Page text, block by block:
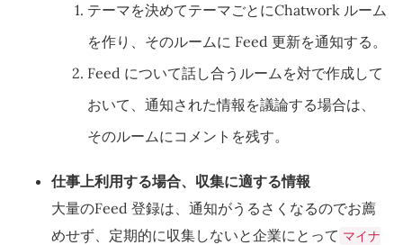
テーマを決めてテーマごとにChatwork ルーム
を作り、そのルームに Feed 更新を通知する。
Feed について話し合うルームを対で作成して
おいて、通知された情報を議論する場合は、
そのルームにコメントを残す。
仕事上利用する場合、収集に適する情報
大量のFeed 登録は、通知がうるさくなるのでお薦
めせず、定期的に収集しないと企業にとって マイナ